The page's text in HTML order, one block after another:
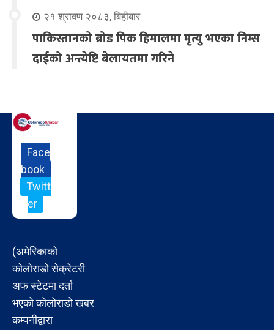
२१ श्रावण २०८३, बिहीबार
पाकिस्तानको ब्रोड पिक हिमालमा मृत्यु भएका निम्स
दाईको अन्त्येष्टि बेलायतमा गरिने
Face
book
Twitt
er
(अमेरिकाको
कोलोराडो सेक्रेटरी
अफ स्टेटमा दर्ता
भएको कोलोराडो खबर
कम्पनीद्वारा